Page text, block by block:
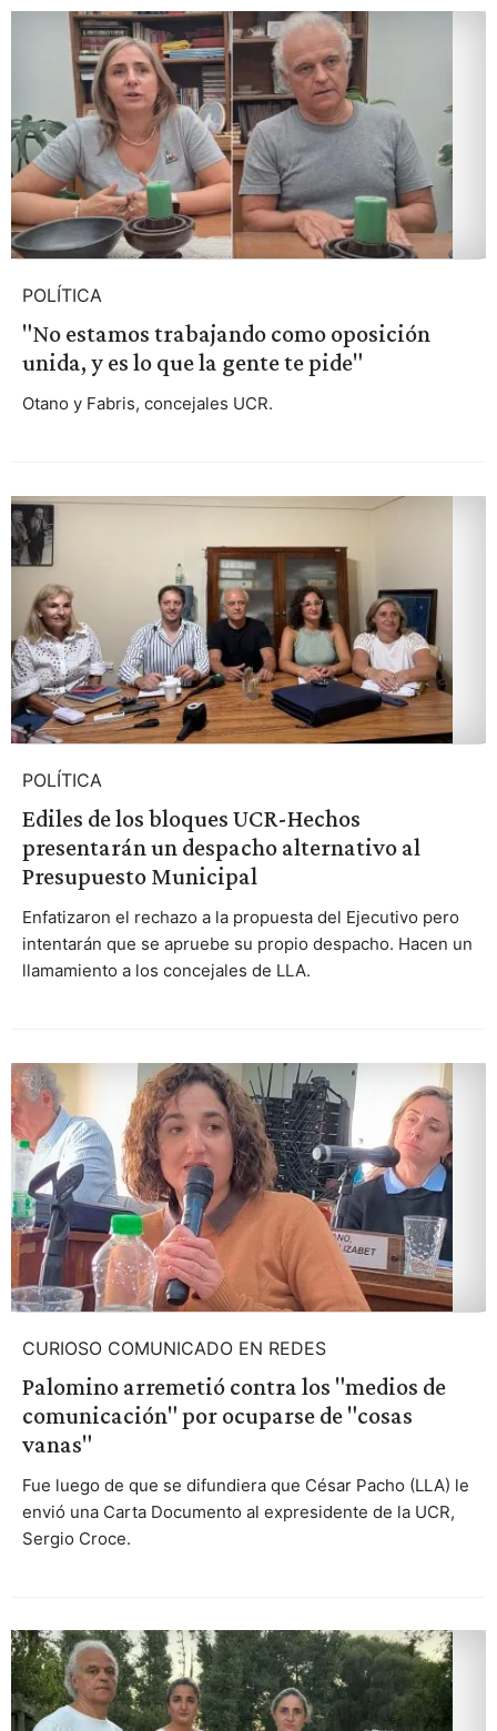
POLÍTICA
"No estamos trabajando como oposición
unida, y es lo que la gente te pide"
Otano y Fabris, concejales UCR.
POLÍTICA
Ediles de los bloques UCR-Hechos
presentarán un despacho alternativo al
Presupuesto Municipal
Enfatizaron el rechazo a la propuesta del Ejecutivo pero
intentarán que se apruebe su propio despacho. Hacen un
llamamiento a los concejales de LLA.
CURIOSO COMUNICADO EN REDES
Palomino arremetió contra los "medios de
comunicación" por ocuparse de "cosas
vanas"
Fue luego de que se difundiera que César Pacho (LLA) le
envió una Carta Documento al expresidente de la UCR,
Sergio Croce.